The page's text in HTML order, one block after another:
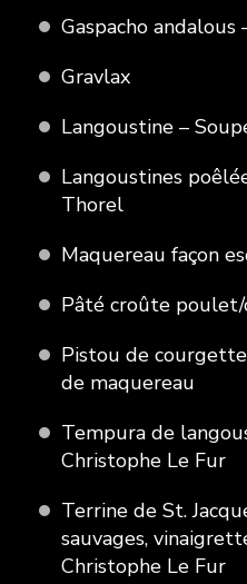
Gaspacho
Gravlax
Langoustine –
Langoustines
Thorel
Maquereau façon
Pâté croûte poulet/
Pistou de
de maquereau
Tempura de
Christophe Le Fur
Terrine de St.
sauvages,
Christophe Le Fur